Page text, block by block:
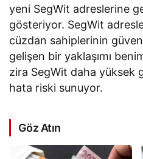
yeni SegWit adreslerine
gösteriyor. SegWit
cüzdan sahiplerinin
gelişen bir yaklaşımı
zira SegWit daha yüksek
hata riski sunuyor.
Göz Atın